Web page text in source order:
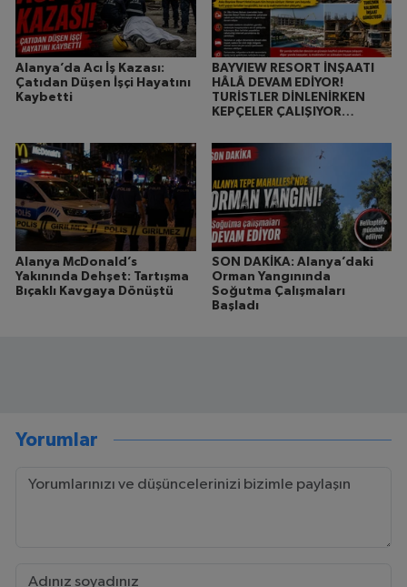
Alanya’da Acı İş Kazası:
Çatıdan Düşen İşçi Hayatını
Kaybetti
BAYVIEW RESORT İNŞAATI
HÂLÂ DEVAM EDİYOR!
TURİSTLER DİNLENİRKEN
KEPÇELER ÇALIŞIYOR…
Alanya McDonald’s
Yakınında Dehşet: Tartışma
Bıçaklı Kavgaya Dönüştü
SON DAKİKA: Alanya’daki
Orman Yangınında
Soğutma Çalışmaları
Başladı
Yorumlar